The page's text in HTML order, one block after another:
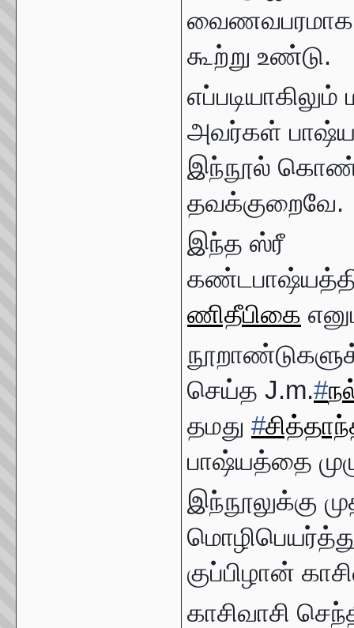
கூற்று உண்டு.
அவர்கள்
இந்நூல்
தவக்குறைவே.
இந்த ஸ்ரீ
ணிதீபிகை
செய்த J.m.#
தமது #
பாஷ்யத்தை
இந்நூலுக்கு
குப்பிழான்
காசிவாசி